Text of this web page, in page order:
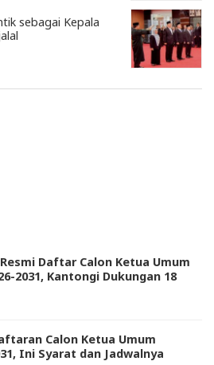
sebagai Kepala
Daftar Calon Ketua Umum
2031, Kantongi Dukungan 18
Calon Ketua Umum
Ini Syarat dan Jadwalnya